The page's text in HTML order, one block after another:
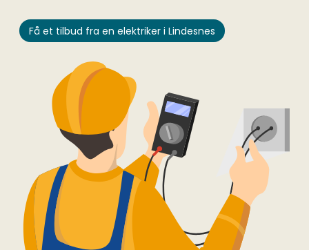
Få et tilbud fra en elektriker i Lindesnes